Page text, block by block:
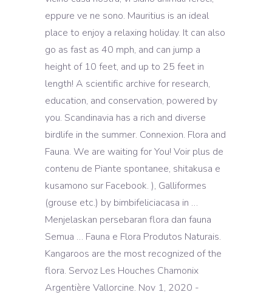
eppure ve ne sono. Mauritius is an ideal
place to enjoy a relaxing holiday. It can also
go as fast as 40 mph, and can jump a
height of 10 feet, and up to 25 feet in
length! A scientific archive for research,
education, and conservation, powered by
you. Scandinavia has a rich and diverse
birdlife in the summer. Connexion. Flora and
Fauna. We are waiting for You! Voir plus de
contenu de Piante spontanee, shitakusa e
kusamono sur Facebook. ), Galliformes
(grouse etc.) by bimbifeliciacasa in …
Menjelaskan persebaran flora dan fauna
Semua … Fauna e Flora Produtos Naturais.
Kangaroos are the most recognized of the
flora. Servoz Les Houches Chamonix
Argentière Vallorcine. Nov 1, 2020 -